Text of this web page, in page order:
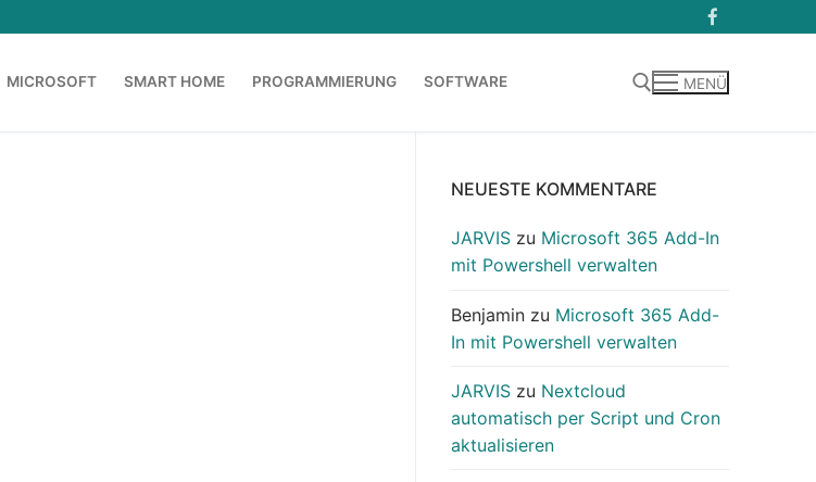
MICROSOFT SMART HOME PROGRAMMIERUNG SOFTWARE MENÜ
NEUESTE KOMMENTARE
JARVIS zu Microsoft 365 Add-In
mit Powershell verwalten
Benjamin zu Microsoft 365 Add-
In mit Powershell verwalten
JARVIS zu Nextcloud
automatisch per Script und Cron
aktualisieren